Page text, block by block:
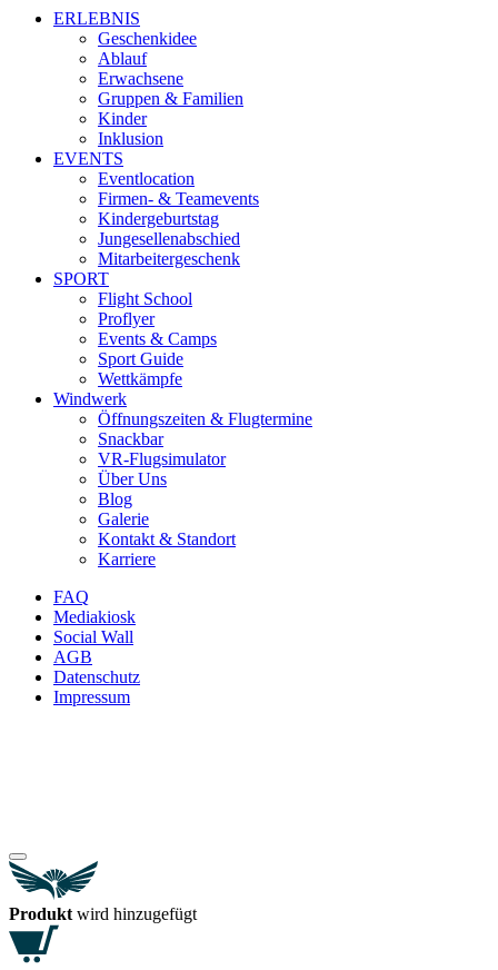
ERLEBNIS
Geschenkidee
Ablauf
Erwachsene
Gruppen & Familien
Kinder
Inklusion
EVENTS
Eventlocation
Firmen- & Teamevents
Kindergeburtstag
Jungesellenabschied
Mitarbeitergeschenk
SPORT
Flight School
Proflyer
Events & Camps
Sport Guide
Wettkämpfe
Windwerk
Öffnungszeiten & Flugtermine
Snackbar
VR-Flugsimulator
Über Uns
Blog
Galerie
Kontakt & Standort
Karriere
FAQ
Mediakiosk
Social Wall
AGB
Datenschutz
Impressum
Produkt wird hinzugefügt